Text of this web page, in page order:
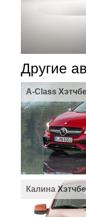
Другие
A-Class
Калина